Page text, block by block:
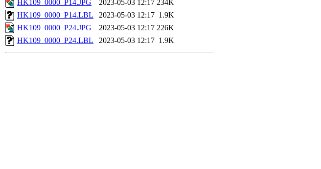
HK109_0000_P14.JPG
2023-05-03 12:17 234K
HK109_0000_P14.LBL
2023-05-03 12:17 1.9K
HK109_0000_P24.JPG
2023-05-03 12:17 226K
HK109_0000_P24.LBL
2023-05-03 12:17 1.9K